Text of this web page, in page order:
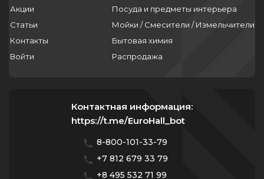
Акции
Статьи
Контакты
Войти
Посуда и предметы интерьера
Мойки / Смесители / Измельчители
Бытовая химия
Распродажа
Контактная информация:
https://t.me/EuroHall_bot
8-800-101-33-79
+7 812 679 33 79
+8 495 532 71 99